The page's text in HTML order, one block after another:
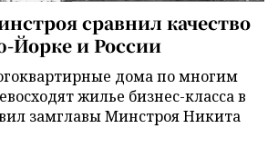
сравнил качество
Йорке и России
дома по многим
жилье бизнес-класса в
замглавы Минстроя Никита